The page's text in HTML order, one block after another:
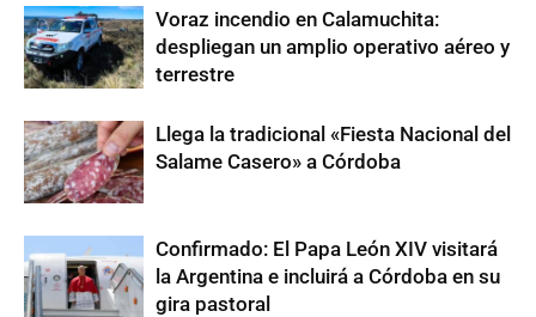
Voraz incendio en Calamuchita:
despliegan un amplio operativo aéreo y
terrestre
Llega la tradicional «Fiesta Nacional del
Salame Casero» a Córdoba
Confirmado: El Papa León XIV visitará
la Argentina e incluirá a Córdoba en su
gira pastoral